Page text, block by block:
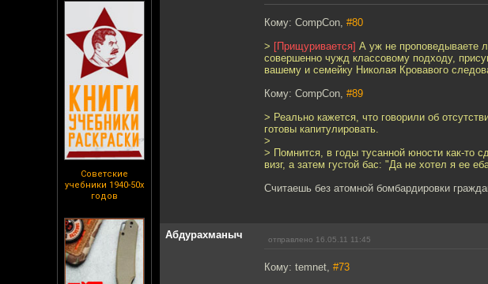
Советские
учебники 1940-50х
годов
Кому: CompCon, #80
> [Прищуривается] А уж не проповедываете
совершенно чужд классовому подходу,
вашему и семейку Николая Кровавого
Кому: CompCon, #89
> Реально кажется, что говорили об
готовы капитулировать.
>
> Помнится, в годы тусанной юности как-то
визг, а затем густой бас: "Да не хотел я ее
Считаешь без атомной бомбардировки
Абдурахманыч отправлено 16.05.11 11:45
Кому: temnet, #73